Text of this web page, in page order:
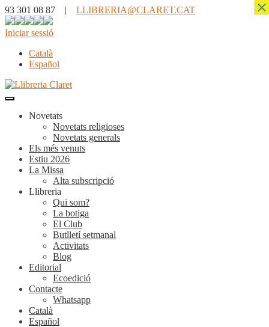
93 301 08 87 | LLIBRERIA@CLARET.CAT
Iniciar sessió
Català
Español
Novetats
Novetats religioses
Novetats generals
Els més venuts
Estiu 2026
La Missa
Alta subscripció
Llibreria
Qui som?
La botiga
El Club
Butlletí setmanal
Activitats
Blog
Editorial
Ecoedició
Contacte
Whatsapp
Català
Español
×